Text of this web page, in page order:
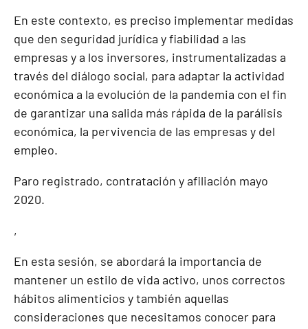
En este contexto, es preciso implementar medidas
que den seguridad jurídica y fiabilidad a las
empresas y a los inversores, instrumentalizadas a
través del diálogo social, para adaptar la actividad
económica a la evolución de la pandemia con el fin
de garantizar una salida más rápida de la parálisis
económica, la pervivencia de las empresas y del
empleo.
Paro registrado, contratación y afiliación mayo
2020.
,
En esta sesión, se abordará la importancia de
mantener un estilo de vida activo, unos correctos
hábitos alimenticios y también aquellas
consideraciones que necesitamos conocer para